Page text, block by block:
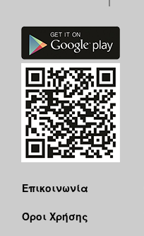
Επικοινωνία
Όροι Χρήσης